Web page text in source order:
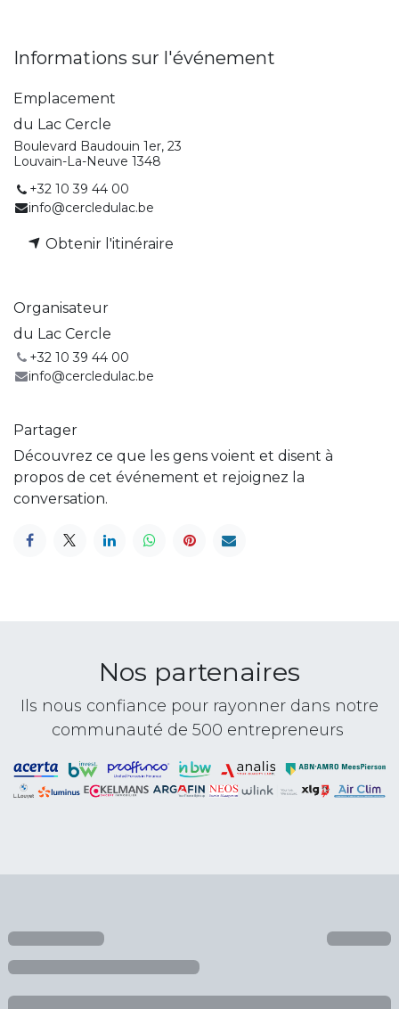
Informations sur l'événement
Emplacement
du Lac Cercle
Boulevard Baudouin 1er, 23
Louvain-La-Neuve 1348
+32 10 39 44 00
info@cercledulac.be
Obtenir l'itinéraire
Organisateur
du Lac Cercle
+32 10 39 44 00
info@cercledulac.be
Partager
Découvrez ce que les gens voient et disent à
propos de cet événement et rejoignez la
conversation.
Nos partenaires
Ils nous confiance pour rayonner dans notre
communauté de 500 entrepreneurs